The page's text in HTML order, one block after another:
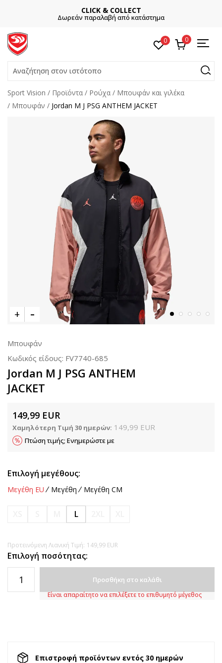
CLICK & COLLECT
Δωρεάν παραλαβή από κατάστημα
0 0
Αναζήτηση στον ιστότοπο
Sport Vision Προϊόντα Ρούχα
Μπουφάν και γιλέκα
Μπουφάν
Jordan M J PSG ANTHEM JACKET
Μπουφάν
Κωδικός είδους: FV7740-685
Jordan M J PSG ANTHEM
JACKET
149,99 EUR
Χαμηλότερη Τιμή 30 ημερών: 149,99 EUR
Πτώση τιμής; Ενημερώστε με
Επιλογή μεγέθους:
Μεγέθη EU Μεγέθη Μεγέθη CM
L
Προτεινόμενη Λιανική Τιμή: 149,99 EUR
Επιλογή ποσότητας:
Προσθήκη στο καλάθι
Είναι απαραίτητο να επιλέξετε το επιθυμητό μέγεθος
Επιστροφή προϊόντων εντός 30 ημερών